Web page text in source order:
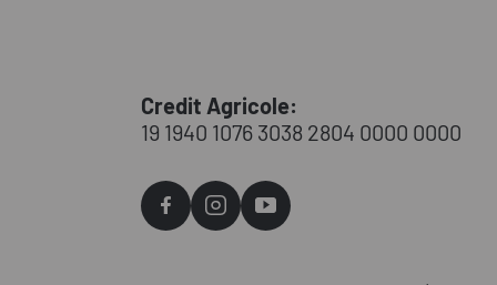
Credit Agricole:
19 1940 1076 3038 2804 0000 0000
Agvo
Agvo
Agvo